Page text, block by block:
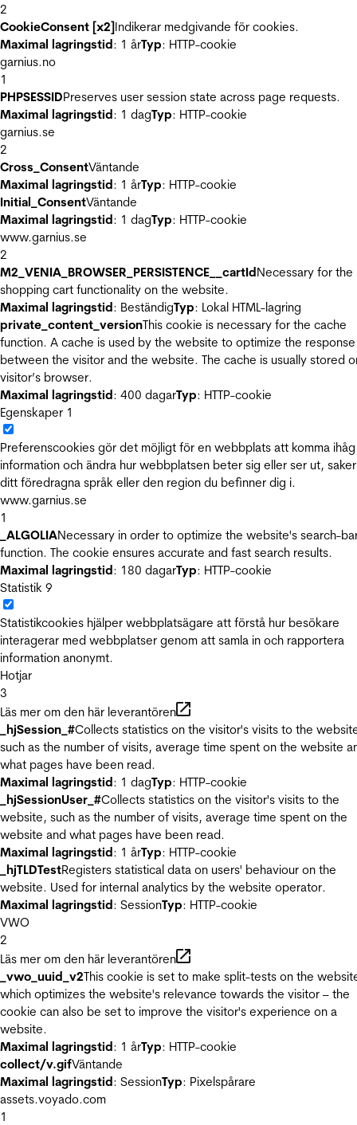
2
CookieConsent [x2]Indikerar medgivande för cookies.
Maximal lagringstid: 1 årTyp: HTTP-cookie
garnius.no
1
PHPSESSIDPreserves user session state across page requests.
Maximal lagringstid: 1 dagTyp: HTTP-cookie
garnius.se
2
Cross_ConsentVäntande
Maximal lagringstid: 1 årTyp: HTTP-cookie
Initial_ConsentVäntande
Maximal lagringstid: 1 dagTyp: HTTP-cookie
www.garnius.se
2
M2_VENIA_BROWSER_PERSISTENCE__cartIdNecessary for the
shopping cart functionality on the website.
Maximal lagringstid: BeständigTyp: Lokal HTML-lagring
private_content_versionThis cookie is necessary for the cache
function. A cache is used by the website to optimize the
between the visitor and the website. The cache is usually stored
visitor’s browser.
Maximal lagringstid: 400 dagarTyp: HTTP-cookie
Egenskaper 1
Preferenscookies gör det möjligt för en webbplats att komma ihåg
information och ändra hur webbplatsen beter sig eller ser ut,
ditt föredragna språk eller den region du befinner dig i.
www.garnius.se
1
_ALGOLIANecessary in order to optimize the website's search-
function. The cookie ensures accurate and fast search results.
Maximal lagringstid: 180 dagarTyp: HTTP-cookie
Statistik 9
Statistikcookies hjälper webbplatsägare att förstå hur besökare
interagerar med webbplatser genom att samla in och rapportera
information anonymt.
Hotjar
3
Läs mer om den här leverantören
_hjSession_#Collects statistics on the visitor's visits to the
such as the number of visits, average time spent on the website
what pages have been read.
Maximal lagringstid: 1 dagTyp: HTTP-cookie
_hjSessionUser_#Collects statistics on the visitor's visits to the
website, such as the number of visits, average time spent on the
website and what pages have been read.
Maximal lagringstid: 1 årTyp: HTTP-cookie
_hjTLDTestRegisters statistical data on users' behaviour on the
website. Used for internal analytics by the website operator.
Maximal lagringstid: SessionTyp: HTTP-cookie
VWO
2
Läs mer om den här leverantören
_vwo_uuid_v2This cookie is set to make split-tests on the
which optimizes the website's relevance towards the visitor – the
cookie can also be set to improve the visitor's experience on a
website.
Maximal lagringstid: 1 årTyp: HTTP-cookie
collect/v.gifVäntande
Maximal lagringstid: SessionTyp: Pixelspårare
assets.voyado.com
1